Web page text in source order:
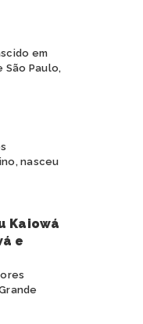
em
São Paulo,
nasceu
Kaiowá
e